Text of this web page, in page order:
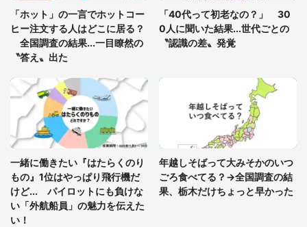
座布団だろ」「食パンの耳」と1.4万人困惑
「ホット」の一言でホットコー
ヒー注文する人はどこに居る？
全国調査の結果...一目瞭然の
〝答え〟出た
「40代って初老なの？」 30
0人に聞いた結果...世代ごとの
〝認識の差〟発覚
一緒に働きたい『はたらくのり
もの』1位はやっぱり飛行機だ
けど... パイロットにも負けな
い「外航船員」の魅力を伝えた
い！
年越しそばって大みそかのいつ
ごろ食べてる？→全国調査の結
果、栃木だけちょっと早かった